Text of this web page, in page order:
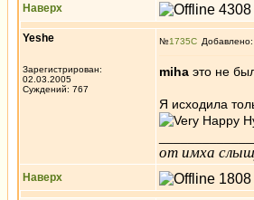
Наверх
Yeshe
Зарегистрирован:
02.03.2005
Суждений: 767
№1735
miha это не
Я исходила
от имха
Наверх